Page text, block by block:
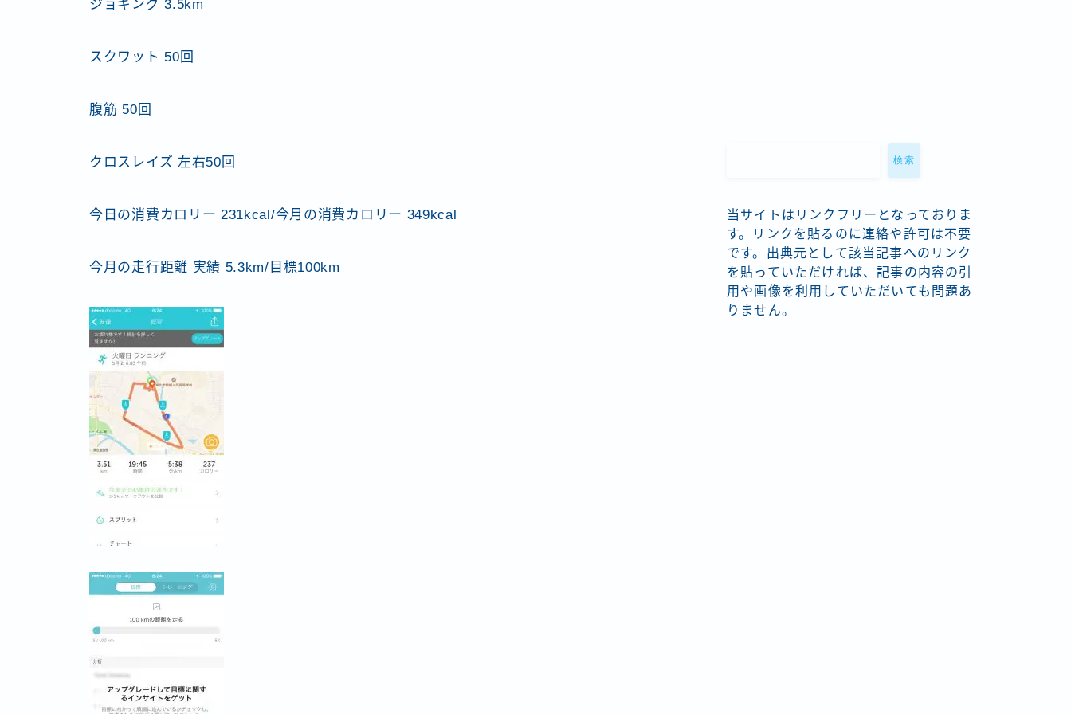
ジョギング 3.5km
スクワット 50回
腹筋 50回
クロスレイズ 左右50回
今日の消費カロリー 231kcal/今月の消費カロリー 349kcal
今月の走行距離 実績 5.3km/目標100km
検索
当サイトはリンクフリーとなっておりま
す。リンクを貼るのに連絡や許可は不要
です。出典元として該当記事へのリンク
を貼っていただければ、記事の内容の引
用や画像を利用していただいても問題あ
りません。